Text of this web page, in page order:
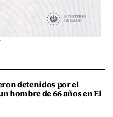
detenidos por el
hombre de 66 años en El